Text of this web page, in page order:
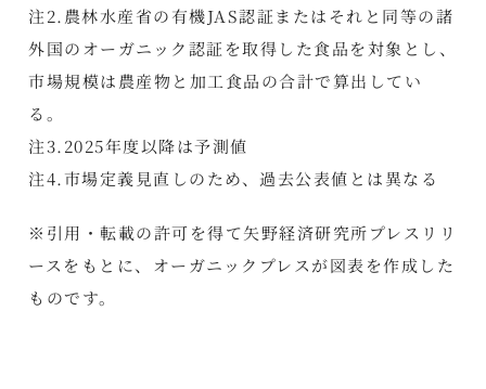
注2.農林水産省の有機JAS認証またはそれと同等の諸
外国のオーガニック認証を取得した食品を対象とし、
市場規模は農産物と加工食品の合計で算出してい
る。
注3.2025年度以降は予測値
注4.市場定義見直しのため、過去公表値とは異なる
※引用・転載の許可を得て矢野経済研究所プレスリリ
ースをもとに、オーガニックプレスが図表を作成した
ものです。